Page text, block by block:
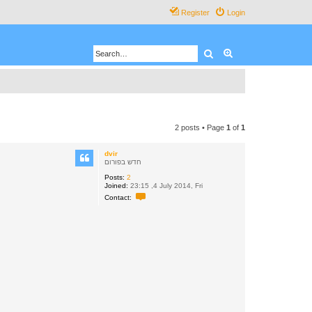
Login
Register
Search
2 posts • Page 1 of 1
dvir
חדש בפורום
Posts: 2
Joined: 23:15 ,4 July 2014, Fri
Contact: